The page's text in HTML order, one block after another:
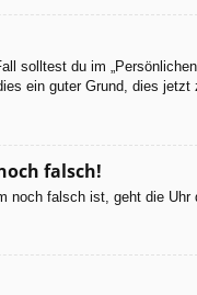
solltest du im
ein guter Grund, dies jetzt
falsch!
falsch ist, geht die